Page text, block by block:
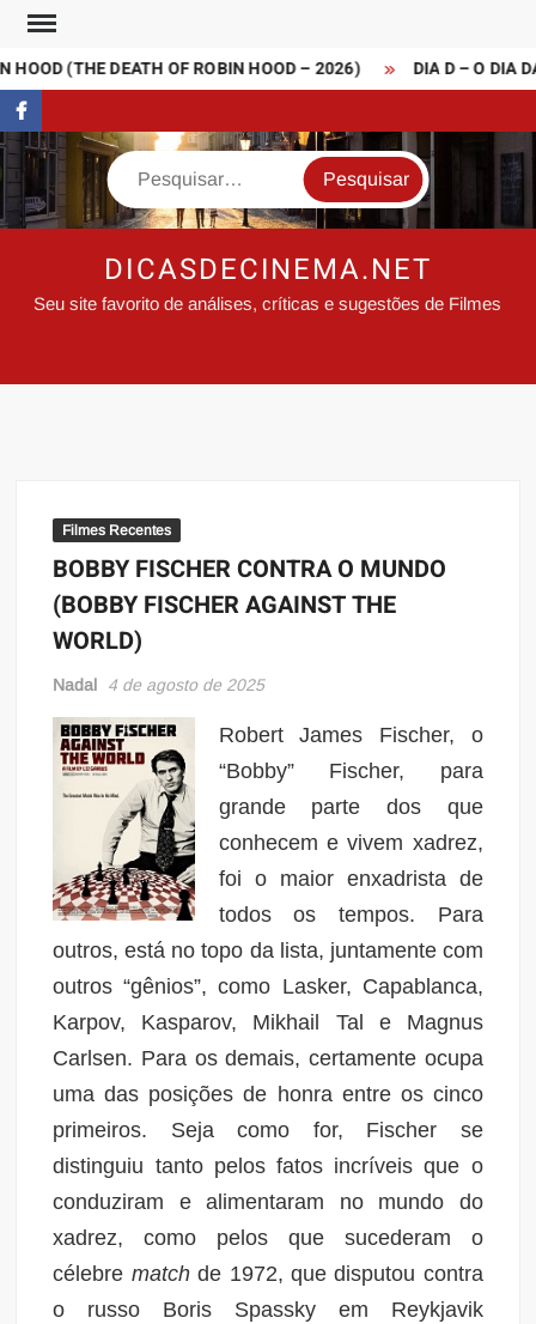
Skip
content(THE DEATH OF ROBIN HOOD – 2026) DIA D – O DIA
FaceBook
Search
DICASDECINEMA.NET
Seu site favorito de análises, críticas e sugestões de Filmes
Filmes Recentes
BOBBY FISCHER CONTRA O MUNDO
(BOBBY FISCHER AGAINST THE
WORLD)
Nadal 4 de agosto de 2025
Robert James Fischer, o
“Bobby” Fischer, para
grande parte dos que
conhecem e vivem xadrez,
foi o maior enxadrista de
todos os tempos. Para
outros, está no topo da lista, juntamente com
outros “gênios”, como Lasker, Capablanca,
Karpov, Kasparov, Mikhail Tal e Magnus
Carlsen. Para os demais, certamente ocupa
uma das posições de honra entre os cinco
primeiros. Seja como for, Fischer se
distinguiu tanto pelos fatos incríveis que o
conduziram e alimentaram no mundo do
xadrez, como pelos que sucederam o
célebre matchde 1972, que disputou contra
o russo Boris Spassky em Reykjavik